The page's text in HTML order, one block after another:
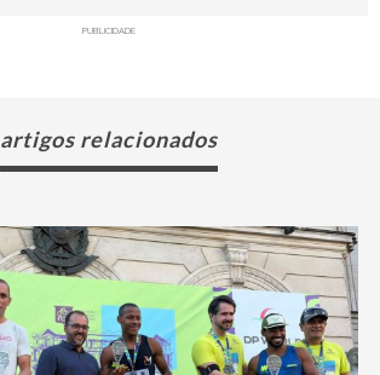
PUBLICIDADE
artigos relacionados